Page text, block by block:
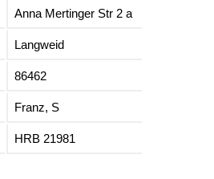
Anna Mertinger Str 2 a
Langweid
86462
Franz, S
HRB 21981